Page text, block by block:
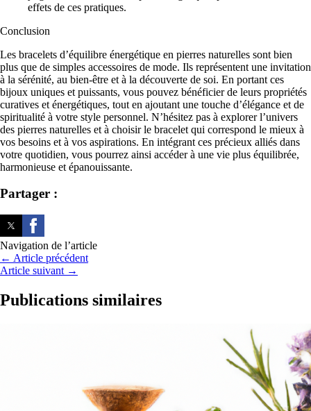
effets de ces pratiques.
Conclusion
Les bracelets d’équilibre énergétique en pierres naturelles sont bien
plus que de simples accessoires de mode. Ils représentent une invitation
à la sérénité, au bien-être et à la découverte de soi. En portant ces
bijoux uniques et puissants, vous pouvez bénéficier de leurs propriétés
curatives et énergétiques, tout en ajoutant une touche d’élégance et de
spiritualité à votre style personnel. N’hésitez pas à explorer l’univers
des pierres naturelles et à choisir le bracelet qui correspond le mieux à
vos besoins et à vos aspirations. En intégrant ces précieux alliés dans
votre quotidien, vous pourrez ainsi accéder à une vie plus équilibrée,
harmonieuse et épanouissante.
Partager :
Navigation de l’article
← Article précédent
Article suivant →
Publications similaires